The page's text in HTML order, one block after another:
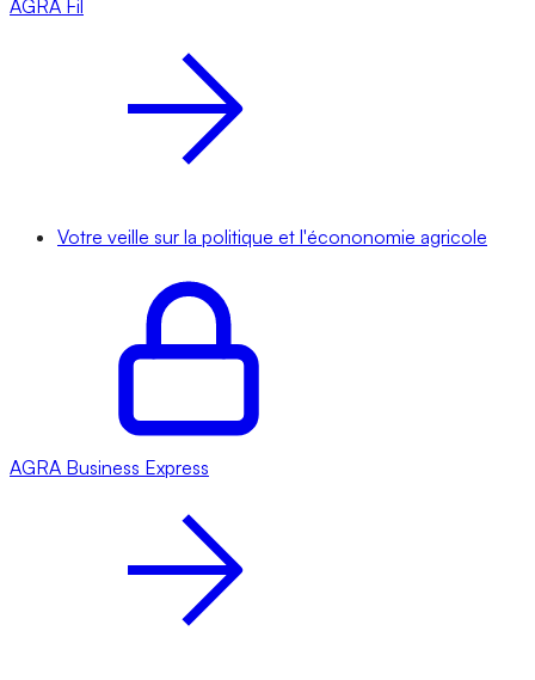
AGRA Fil
Votre veille sur la politique et l'écononomie agricole
AGRA Business Express